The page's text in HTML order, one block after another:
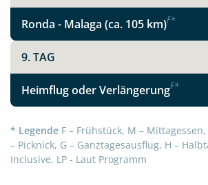
Ronda - Malaga (ca. 105 km)F*
9. TAG
Heimflug oder VerlängerungF*
* Legende F – Frühstück, M –
– Picknick, G – Ganztagesausflug, H –
Inclusive, LP - Laut Programm